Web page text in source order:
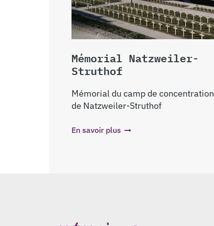
Mémorial Natzweiler-
Struthof
Mémorial du camp de concentration
de Natzweiler-Struthof
En savoir plus